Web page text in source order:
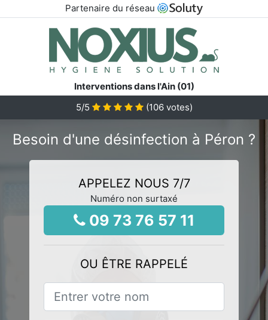
Partenaire du réseau
Interventions dans l'Ain (01)
5/5 (106votes)
Besoin d'une désinfection à Péron ?
APPELEZ NOUS 7/7
Numéro non surtaxé
09 73 76 57 11
OU ÊTRE RAPPELÉ